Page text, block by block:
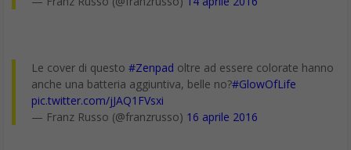
Le cover di questo #Zenpad oltre ad essere colorate hanno
anche una batteria aggiuntiva, belle no?#GlowOfLife
pic.twitter.com/jJAQ1FVsxi
— Franz Russo (@franzrusso) 16 aprile 2016